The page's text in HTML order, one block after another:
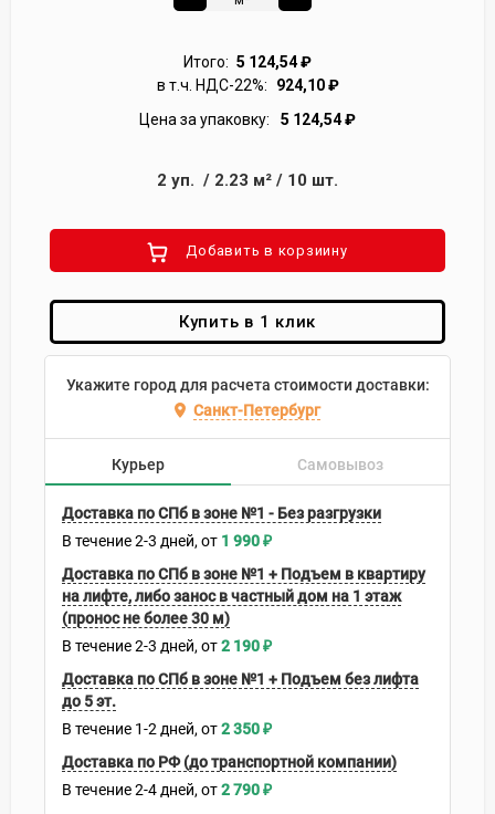
Итого: 5 124,54₽
в т.ч. НДС-22%:
924,10₽
Цена за упаковку:
5 124,54₽
2 уп. / 2.23 м² / 10 шт.
Добавить в корзиину
Купить в 1 клик
Укажите город для расчета стоимости доставки:
Санкт-Петербург
Курьер Самовывоз
Доставка по СПб в зоне №1 - Без разгрузки
В течение2-3 дней 1 990₽
Доставка по СПб в зоне №1 + Подъем в квартиру
на лифте, либо занос в частный дом на 1 этаж
(пронос не более 30 м)
В течение2-3 дней 2 190₽
Доставка по СПб в зоне №1 + Подъем без лифта
до 5 эт.
В течение 1-2 дней 2 350₽
Доставка по РФ (до транспортной компании)
В течение2-4 дней 2 790₽